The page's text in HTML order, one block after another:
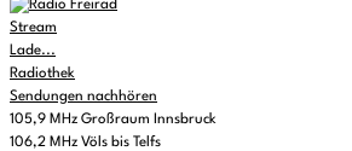
Stream
Lade...
Radiothek
Sendungen nachhören
105,9 MHz Großraum Innsbruck
106,2 MHz Völs bis Telfs